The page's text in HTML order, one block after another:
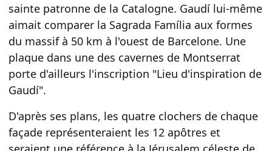
sainte patronne de la Catalogne. Gaudí lui-même
aimait comparer la Sagrada Família aux formes
du massif à 50 km à l'ouest de Barcelone. Une
plaque dans une des cavernes de Montserrat
porte d'ailleurs l'inscription "Lieu d'inspiration de
Gaudí".
D'après ses plans, les quatre clochers de chaque
façade représenteraient les 12 apôtres et